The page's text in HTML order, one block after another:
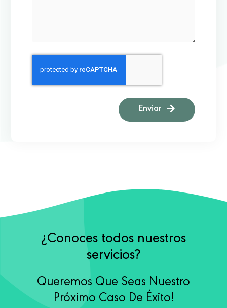
Enviar
¿Conoces todos nuestros
servicios?
Queremos Que Seas Nuestro
Próximo Caso De Éxito!